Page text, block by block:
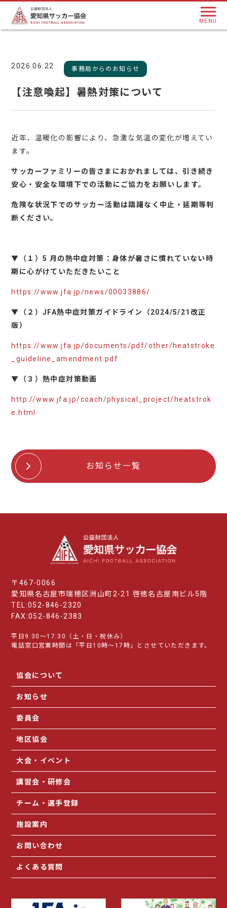
MENU
2026.06.22 事務局からのお知らせ
【注意喚起】暑熱対策について
近年、温暖化の影響により、急激な気温の変化が増えてい
ます。
サッカーファミリーの皆さまにおかれましては、引き続き
安心・安全な環境下での活動にご協力をお願いします。
危険な状況下でのサッカー活動は躊躇なく中止・延期等判
断ください。
▼（１）5 月の熱中症対策：身体が暑さに慣れていない時
期に心がけていただきたいこと
https://www.jfa.jp/news/00033886/
▼（２）JFA熱中症対策ガイドライン（2024/5/21改正
版）
https://www.jfa.jp/documents/pdf/other/heatstroke
_guideline_amendment.pdf
▼（３）熱中症対策動画
http://www.jfa.jp/coach/physical_project/heatstrok
e.html
お知らせ一覧
〒467-0066
愛知県名古屋市瑞穂区洲山町2-21 啓徳名古屋南ビル5階
TEL:052-846-2320
FAX:052-846-2383
平日9:30～17:30（土・日・祝休み）
電話窓口営業時間は「平日10時～17時」とさせていただきます。
協会について
お知らせ
委員会
地区協会
大会・イベント
講習会・研修会
チーム・選手登録
施設案内
お問い合わせ
よくある質問